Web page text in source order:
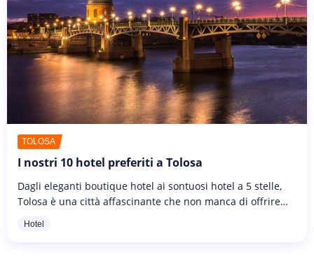
TOLOSA
I nostri 10 hotel preferiti a Tolosa
Dagli eleganti boutique hotel ai sontuosi hotel a 5 stelle,
Tolosa è una città affascinante che non manca di offrire
Hotel